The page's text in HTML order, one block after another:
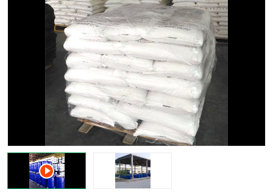
羧酸衍生物 无机化工原料
有机溶剂
添加剂助剂 十二烷基苯
十二烷基苯磺酸 甲醇钠
三乙胺
丙二醇甲醚醋酸酯 丙酸乙酯